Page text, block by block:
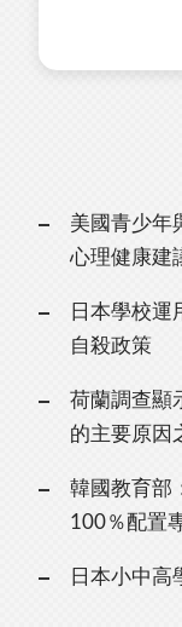
美國青少年
心理健康建
日本學校運
自殺政策
荷蘭調查顯
的主要原因
韓國教育部
100％配置
日本小中高